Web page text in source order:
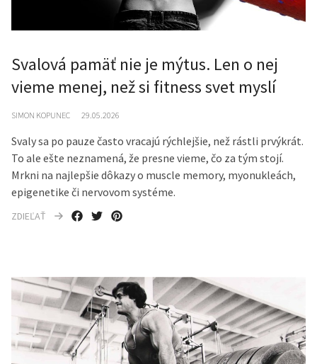
Svalová pamäť nie je mýtus. Len o nej
vieme menej, než si fitness svet myslí
SIMON KOPUNEC 29.05.2026
Svaly sa po pauze často vracajú rýchlejšie, než rástli prvýkrát.
To ale ešte neznamená, že presne vieme, čo za tým stojí.
Mrkni na najlepšie dôkazy o muscle memory, myonukleách,
epigenetike či nervovom systéme.
ZDIEĽAŤ